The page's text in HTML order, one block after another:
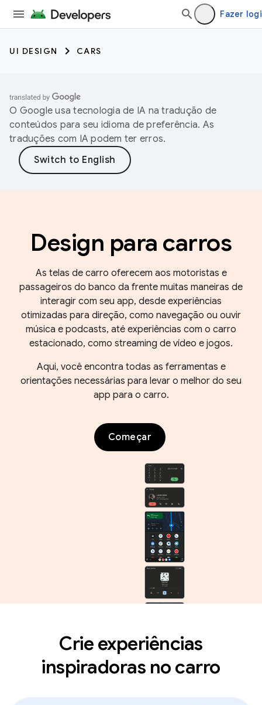
Fazer
UI DESIGN CARS
O Google usa tecnologia de IA na tradução de
conteúdos para seu idioma de preferência. As
traduções com IA podem ter erros.
Design para carros
As telas de carro oferecem aos motoristas e
passageiros do banco da frente muitas maneiras de
interagir com seu app, desde experiências
otimizadas para direção, como navegação ou ouvir
música e podcasts, até experiências com o carro
estacionado, como streaming de vídeo e jogos.
Aqui, você encontra todas as ferramentas e
orientações necessárias para levar o melhor do seu
app para o carro.
Começar
Crie experiências
inspiradoras no carro